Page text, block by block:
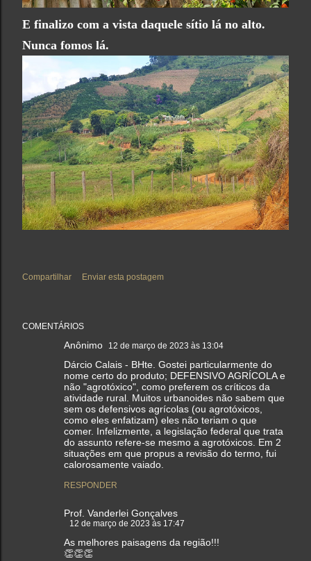
E finalizo com a vista daquele sítio lá no alto.
Nunca fomos lá.
Compartilhar Enviar esta postagem
COMENTÁRIOS
Anônimo 12 de março de 2023 às 13:04
Dárcio Calais - BHte. Gostei particularmente do
nome certo do produto; DEFENSIVO AGRÍCOLA e
não "agrotóxico", como preferem os críticos da
atividade rural. Muitos urbanoides não sabem que
sem os defensivos agrícolas (ou agrotóxicos,
como eles enfatizam) eles não teriam o que
comer. Infelizmente, a legislação federal que trata
do assunto refere-se mesmo a agrotóxicos. Em 2
situações em que propus a revisão do termo, fui
calorosamente vaiado.
RESPONDER
Prof. Vanderlei Gonçalves
12 de março de 2023 às 17:47
As melhores paisagens da região!!!
👏👏👏